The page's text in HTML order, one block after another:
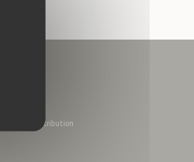
de distribution